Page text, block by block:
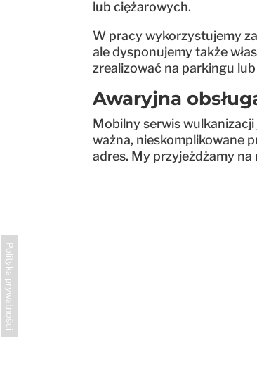
lub ciężarowych.
W pracy wykorzystujemy
ale dysponujemy także
zrealizować na parkingu
Awaryjna
Mobilny serwis
ważna, nieskomplikowane
adres. My przyjeżdżamy
Polityka prywatności